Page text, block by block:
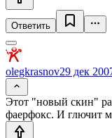
Ответить
olegkrasnov29 дек
Этот "новый скин"
фаерфокс. И глючит